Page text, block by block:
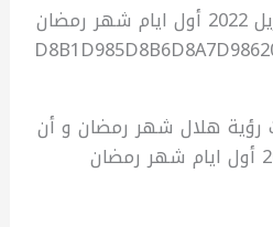
رؤية هلال شهر رمضان و أن
غدا السبت 02 أفريل 2022 أول ايام شهر رمضان